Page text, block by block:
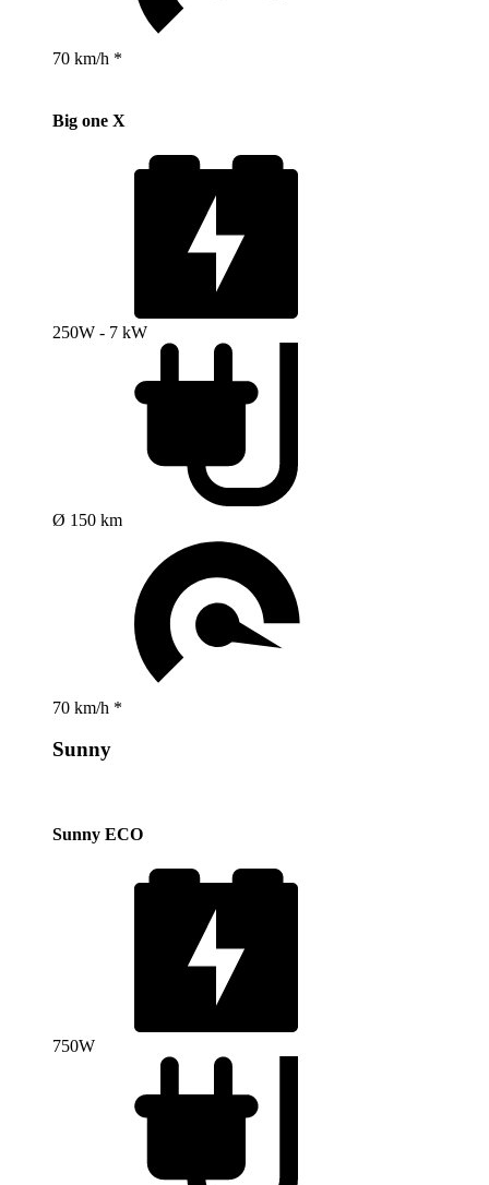
70 km/h *
Big one X
250W - 7 kW
Ø 150 km
70 km/h *
Sunny
Sunny ECO
750W